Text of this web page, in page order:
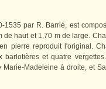
1535 par R. Barrié, est
de haut et 1,70 m de large.
pierre reproduit l'original.
barlotières et quatre
Marie-Madeleine à droite, et